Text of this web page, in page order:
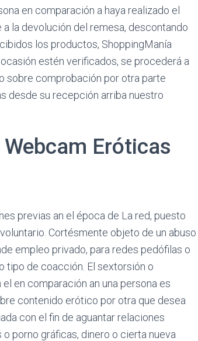
en comparación a haya realizado el
la devolución del remesa, descontando
los productos, ShoppingManía
estén verificados, se procederá a
sobre comprobación por otra parte
desde su recepción arriba nuestro
Eróticas
previas an el época de La red, puesto
Cortésmente objeto de un abuso
empleo privado, para redes pedófilas o
tipo de coacción. El sextorsión o
en comparación an una persona es
contenido erótico por otra que desea
con el fin de aguantar relaciones
porno gráficas, dinero o cierta nueva